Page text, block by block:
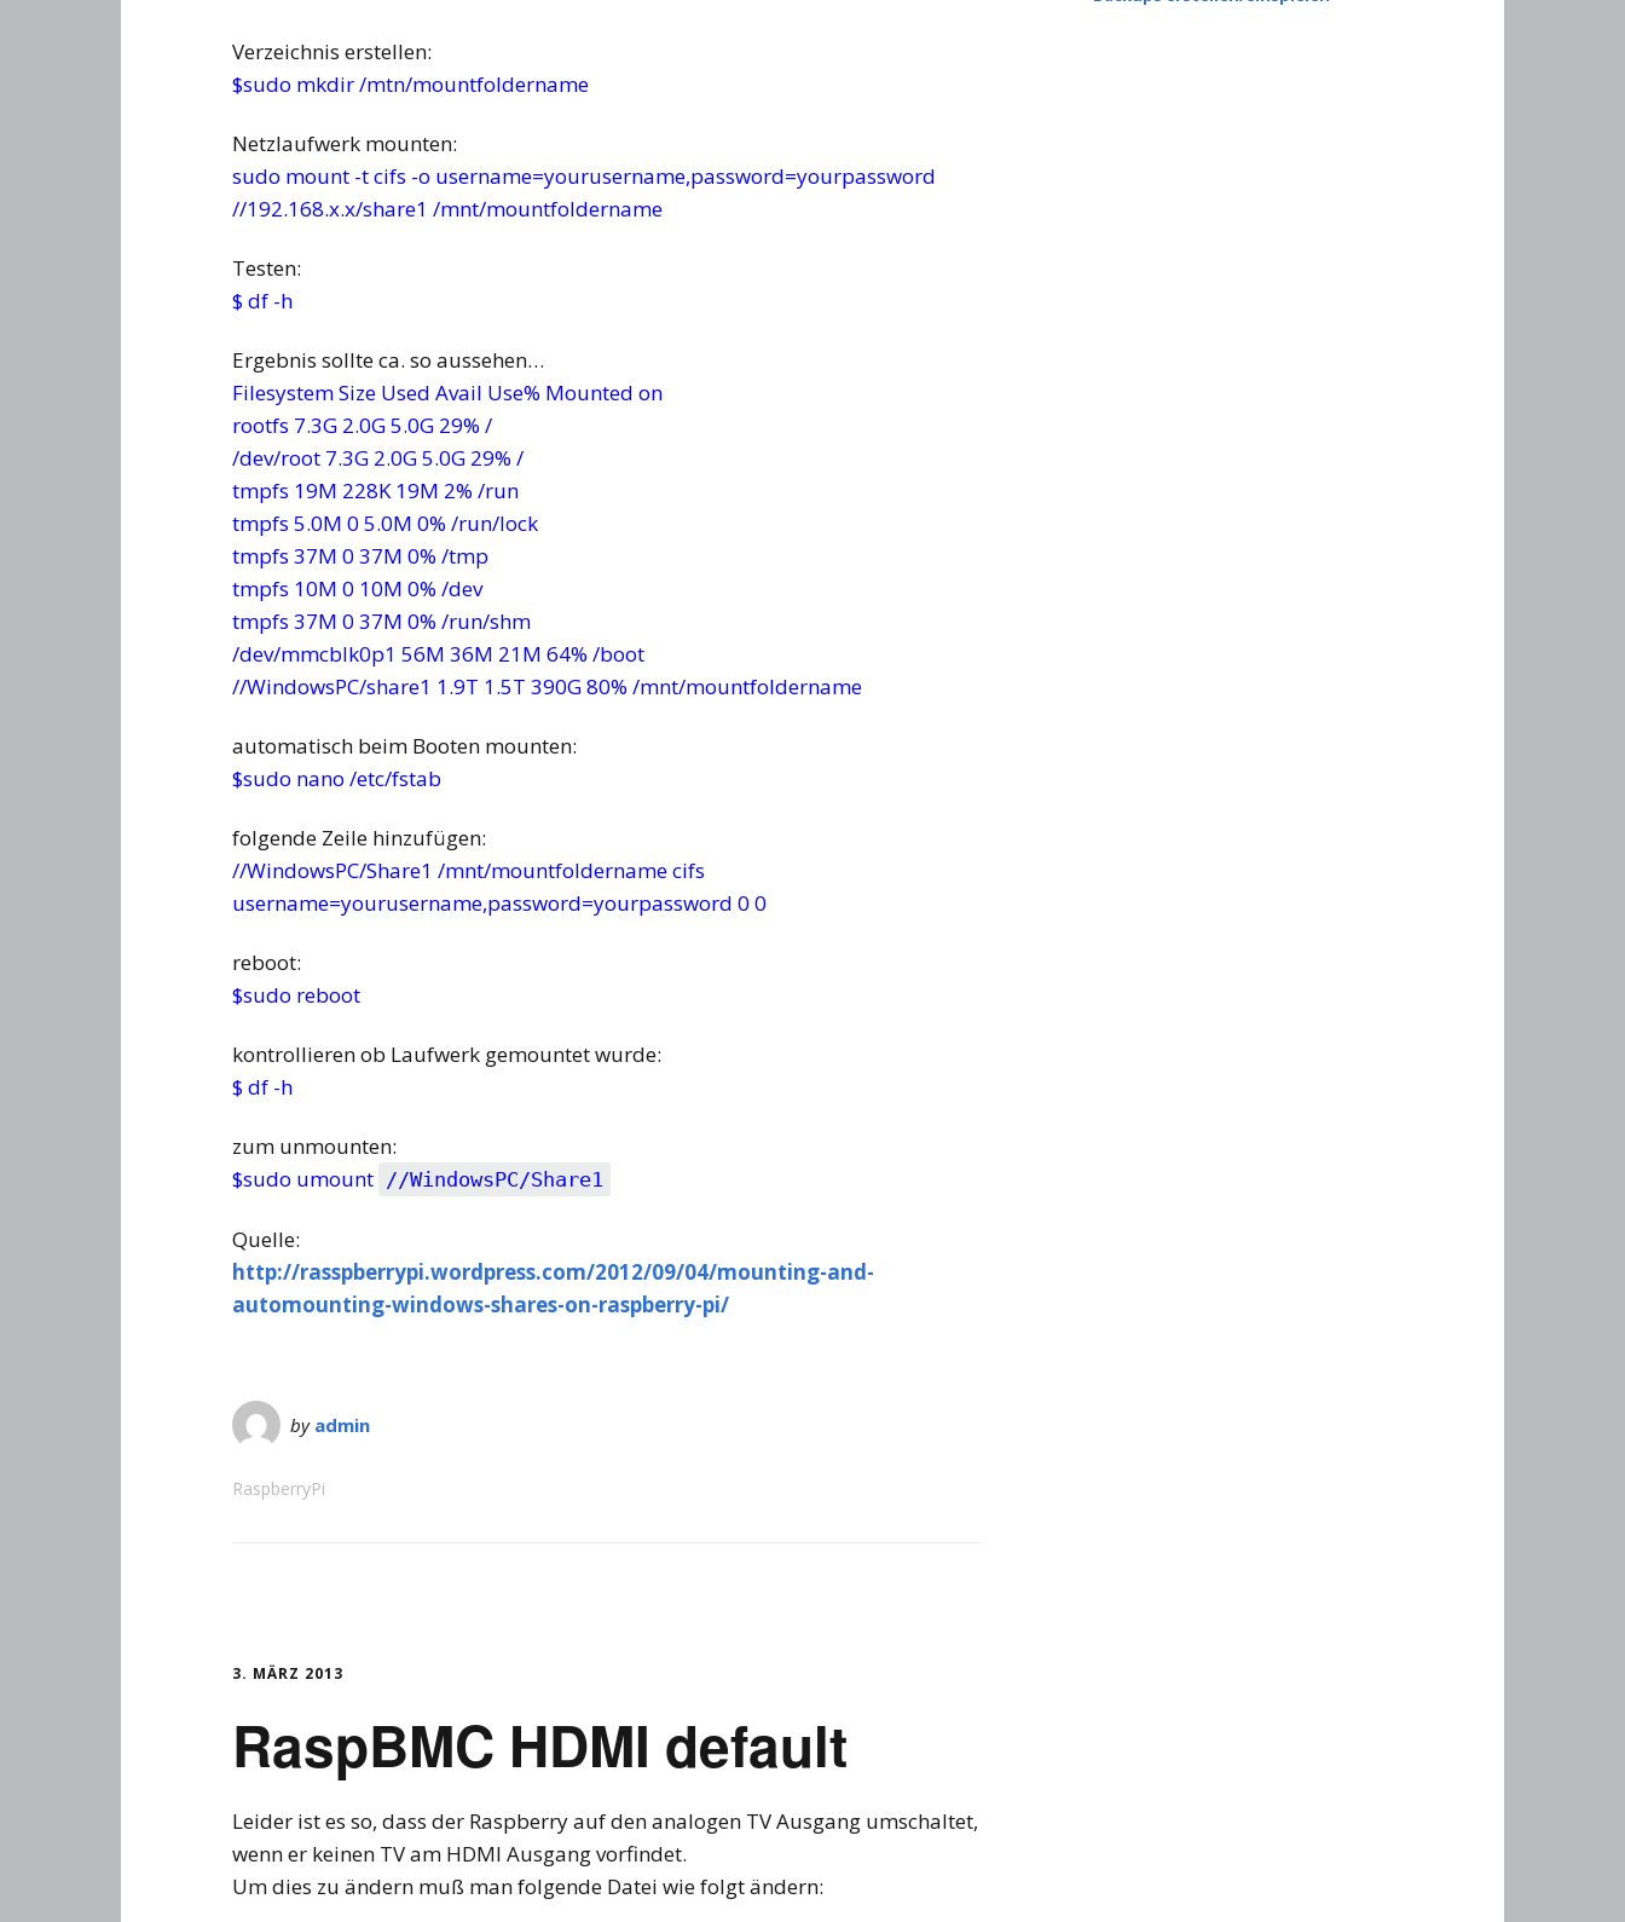
Verzeichnis erstellen:
$sudo mkdir /mtn/mountfoldername
Netzlaufwerk mounten:
sudo mount -t cifs -o username=yourusername,password=yourpassword
//192.168.x.x/share1 /mnt/mountfoldername
Testen:
$ df -h
Ergebnis sollte ca. so aussehen…
Filesystem Size Used Avail Use% Mounted on
rootfs 7.3G 2.0G 5.0G 29% /
/dev/root 7.3G 2.0G 5.0G 29% /
tmpfs 19M 228K 19M 2% /run
tmpfs 5.0M 0 5.0M 0% /run/lock
tmpfs 37M 0 37M 0% /tmp
tmpfs 10M 0 10M 0% /dev
tmpfs 37M 0 37M 0% /run/shm
/dev/mmcblk0p1 56M 36M 21M 64% /boot
//WindowsPC/share1 1.9T 1.5T 390G 80% /mnt/mountfoldername
automatisch beim Booten mounten:
$sudo nano /etc/fstab
folgende Zeile hinzufügen:
//WindowsPC/Share1 /mnt/mountfoldername cifs
username=yourusername,password=yourpassword 0 0
reboot:
$sudo reboot
kontrollieren ob Laufwerk gemountet wurde:
$ df -h
zum unmounten:
$sudo umount //WindowsPC/Share1
Quelle:
http://rasspberrypi.wordpress.com/2012/09/04/mounting-and-
automounting-windows-shares-on-raspberry-pi/
by admin
RaspberryPi
3. MÄRZ 2013
RaspBMC HDMI default
Leider ist es so, dass der Raspberry auf den analogen TV Ausgang umschaltet,
wenn er keinen TV am HDMI Ausgang vorfindet.
Um dies zu ändern muß man folgende Datei wie folgt ändern: